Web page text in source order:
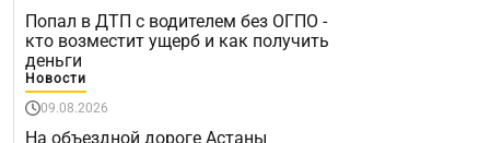
Попал в ДТП с водителем без ОГПО -
кто возместит ущерб и как получить
деньги
Новости
09.08.2026
На объездной дороге Астаны